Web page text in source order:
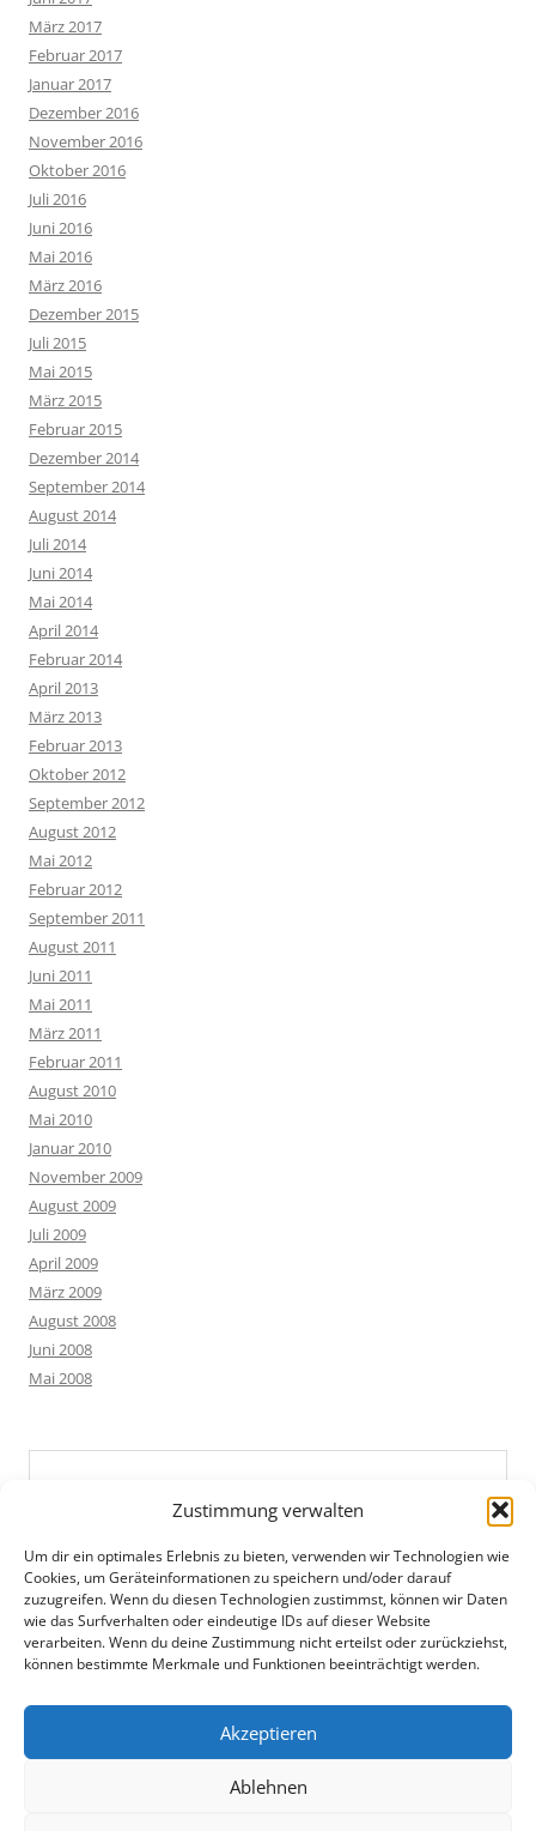
Zustimmung verwalten
Um dir ein optimales Erlebnis zu bieten, verwenden wir Technologien wie
Cookies, um Geräteinformationen zu speichern und/oder darauf
zuzugreifen. Wenn du diesen Technologien zustimmst, können wir Daten
wie das Surfverhalten oder eindeutige IDs auf dieser Website
verarbeiten. Wenn du deine Zustimmung nicht erteilst oder zurückziehst,
können bestimmte Merkmale und Funktionen beeinträchtigt werden.
Akzeptieren
Ablehnen
März 2017
Februar 2017
Januar 2017
Dezember 2016
November 2016
Oktober 2016
Juli 2016
Juni 2016
Mai 2016
März 2016
Dezember 2015
Juli 2015
Mai 2015
März 2015
Februar 2015
Dezember 2014
September 2014
August 2014
Juli 2014
Juni 2014
Mai 2014
April 2014
Februar 2014
April 2013
März 2013
Februar 2013
Oktober 2012
September 2012
August 2012
Mai 2012
Februar 2012
September 2011
August 2011
Juni 2011
Mai 2011
März 2011
Februar 2011
August 2010
Mai 2010
Januar 2010
November 2009
August 2009
Juli 2009
April 2009
März 2009
August 2008
Juni 2008
Mai 2008